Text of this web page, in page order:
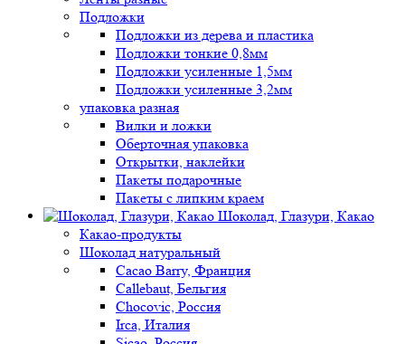
Подложки
Подложки из дерева и пластика
Подложки тонкие 0,8мм
Подложки усиленные 1,5мм
Подложки усиленные 3,2мм
упаковка разная
Вилки и ложки
Оберточная упаковка
Открытки, наклейки
Пакеты подарочные
Пакеты с липким краем
Шоколад, Глазури, Какао
Какао-продукты
Шоколад натуральный
Cacao Barry, Франция
Callebaut, Бельгия
Chocovic, Россия
Irca, Италия